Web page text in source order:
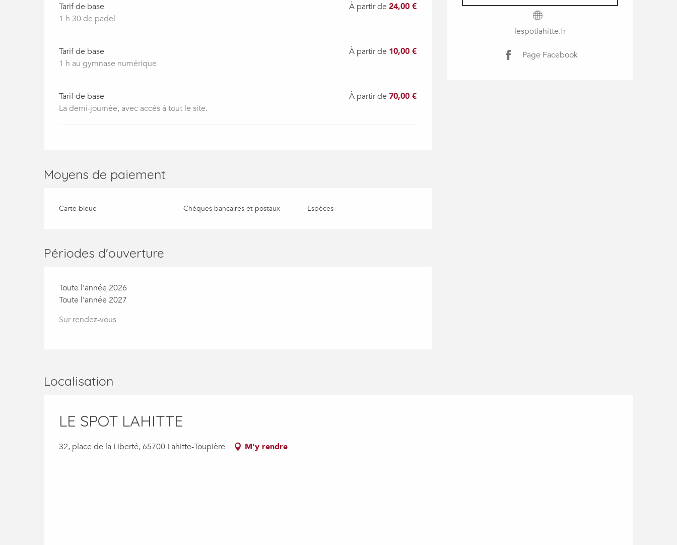
lespotlahitte.fr
Page Facebook
Tarif de base
1 h 30 de padel
À partir de24,00 €
Tarif de base
1 h au gymnase numérique
À partir de 10,00 €
Tarif de base
La demi-journée, avec accès à tout le site.
À partir de70,00 €
Moyens de paiement
Carte bleue Chèques bancaires et postaux Espèces
Périodes d'ouverture
Toute l'année 2026
Toute l'année 2027
Sur rendez-vous
Localisation
LE SPOT LAHITTE
32, place de la Liberté, 65700 Lahitte-Toupière M'y rendre